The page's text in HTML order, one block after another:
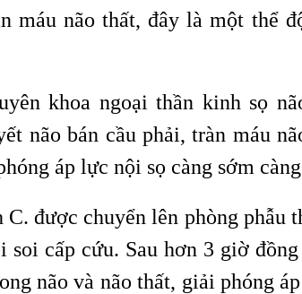
máu não thất, đây là một thể
khoa ngoại thần kinh sọ
não bán cầu phải, tràn máu
áp lực nội sọ càng sớm
được chuyển lên phòng phẫu
cấp cứu. Sau hơn 3 giờ
não và não thất, giải phóng